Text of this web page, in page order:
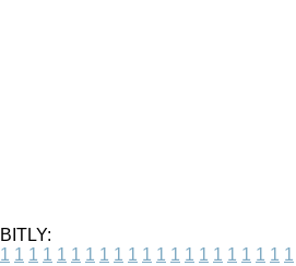
BITLY:
1 1 1 1 1 1 1 1 1 1 1 1 1 1 1 1 1 1 1 1 1